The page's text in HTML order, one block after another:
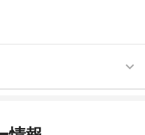
2分（送迎なし）